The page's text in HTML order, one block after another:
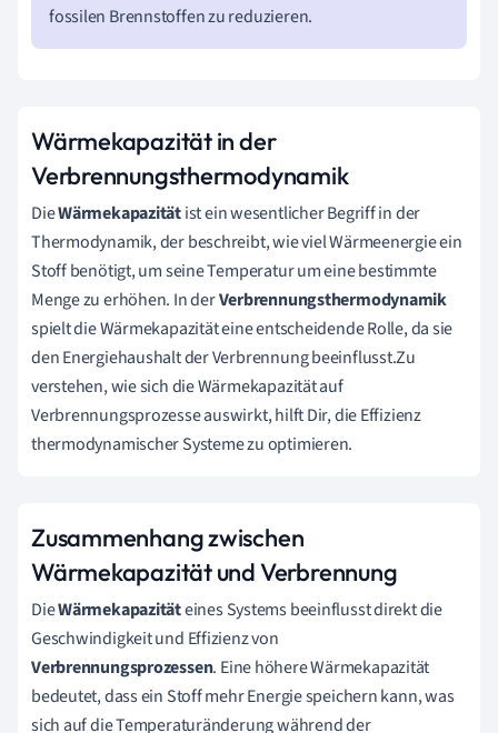
fossilen Brennstoffen zu reduzieren.
Wärmekapazität in der
Verbrennungsthermodynamik
DieWärmekapazitätist ein wesentlicher Begriff in der
Thermodynamik, der beschreibt, wie viel Wärmeenergie ein
Stoff benötigt, um seine Temperatur um eine bestimmte
Menge zu erhöhen. In derVerbrennungsthermodynamik
spielt die Wärmekapazität eine entscheidende Rolle, da sie
den Energiehaushalt der Verbrennung beeinflusst.Zu
verstehen, wie sich die Wärmekapazität auf
Verbrennungsprozesse auswirkt, hilft Dir, die Effizienz
thermodynamischer Systeme zu optimieren.
Zusammenhang zwischen
Wärmekapazität und Verbrennung
DieWärmekapazitäteines Systems beeinflusst direkt die
Geschwindigkeit und Effizienz von
Verbrennungsprozessen. Eine höhere Wärmekapazität
bedeutet, dass ein Stoff mehr Energie speichern kann, was
sich auf die Temperaturänderung während der